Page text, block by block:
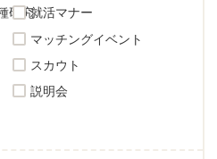
研究就活マナー
マッチングイベント
スカウト
説明会